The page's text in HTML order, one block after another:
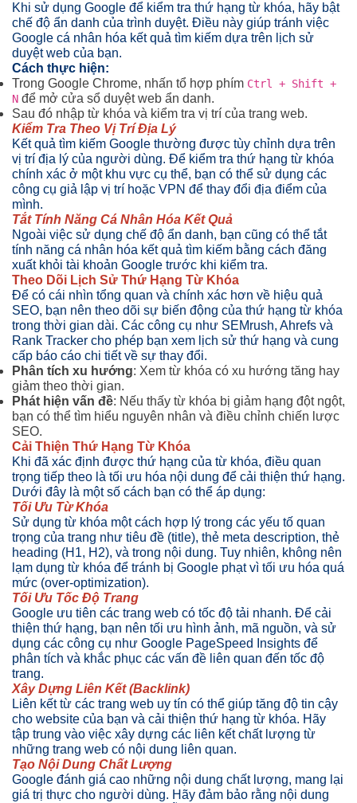
Khi sử dụng Google để kiểm tra thứ hạng từ khóa, hãy bật
chế độ ẩn danh của trình duyệt. Điều này giúp tránh việc
Google cá nhân hóa kết quả tìm kiếm dựa trên lịch sử
duyệt web của bạn.
Cách thực hiện:
Trong Google Chrome, nhấn tổ hợp phím Ctrl + Shift +
N để mở cửa sổ duyệt web ẩn danh.
Sau đó nhập từ khóa và kiểm tra vị trí của trang web.
Kiểm Tra Theo Vị Trí Địa Lý
Kết quả tìm kiếm Google thường được tùy chỉnh dựa trên
vị trí địa lý của người dùng. Để kiểm tra thứ hạng từ khóa
chính xác ở một khu vực cụ thể, bạn có thể sử dụng các
công cụ giả lập vị trí hoặc VPN để thay đổi địa điểm của
mình.
Tắt Tính Năng Cá Nhân Hóa Kết Quả
Ngoài việc sử dụng chế độ ẩn danh, bạn cũng có thể tắt
tính năng cá nhân hóa kết quả tìm kiếm bằng cách đăng
xuất khỏi tài khoản Google trước khi kiểm tra.
Theo Dõi Lịch Sử Thứ Hạng Từ Khóa
Để có cái nhìn tổng quan và chính xác hơn về hiệu quả
SEO, bạn nên theo dõi sự biến động của thứ hạng từ khóa
trong thời gian dài. Các công cụ như SEMrush, Ahrefs và
Rank Tracker cho phép bạn xem lịch sử thứ hạng và cung
cấp báo cáo chi tiết về sự thay đổi.
Phân tích xu hướng: Xem từ khóa có xu hướng tăng hay
giảm theo thời gian.
Phát hiện vấn đề: Nếu thấy từ khóa bị giảm hạng đột ngột,
bạn có thể tìm hiểu nguyên nhân và điều chỉnh chiến lược
SEO.
Cải Thiện Thứ Hạng Từ Khóa
Khi đã xác định được thứ hạng của từ khóa, điều quan
trọng tiếp theo là tối ưu hóa nội dung để cải thiện thứ hạng.
Dưới đây là một số cách bạn có thể áp dụng:
Tối Ưu Từ Khóa
Sử dụng từ khóa một cách hợp lý trong các yếu tố quan
trọng của trang như tiêu đề (title), thẻ meta description, thẻ
heading (H1, H2), và trong nội dung. Tuy nhiên, không nên
lạm dụng từ khóa để tránh bị Google phạt vì tối ưu hóa quá
mức (over-optimization).
Tối Ưu Tốc Độ Trang
Google ưu tiên các trang web có tốc độ tải nhanh. Để cải
thiện thứ hạng, bạn nên tối ưu hình ảnh, mã nguồn, và sử
dụng các công cụ như Google PageSpeed Insights để
phân tích và khắc phục các vấn đề liên quan đến tốc độ
trang.
Xây Dựng Liên Kết (Backlink)
Liên kết từ các trang web uy tín có thể giúp tăng độ tin cậy
cho website của bạn và cải thiện thứ hạng từ khóa. Hãy
tập trung vào việc xây dựng các liên kết chất lượng từ
những trang web có nội dung liên quan.
Tạo Nội Dung Chất Lượng
Google đánh giá cao những nội dung chất lượng, mang lại
giá trị thực cho người dùng. Hãy đảm bảo rằng nội dung